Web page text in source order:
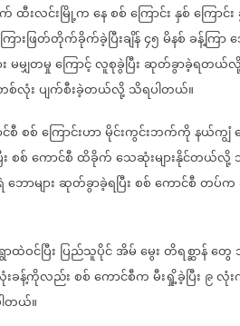
ထီးလင်းမြို့ကနေစစ်ကြောင်းနှစ်ကြောင်း
ကြားဖြတ်တိုက်ခိုက်ခဲ့ပြီးချိန်၄၅မိနစ်ခန့်ကြာ
မမျှတမှုကြောင့်လူစုခွဲပြီးဆုတ်ခွာခဲ့ရတယ်
စ်လုံးပျက်စီးခဲ့တယ်လို့သိရပါတယ်။
စီစစ်ကြောင်းဟာမိုင်းကွင်းဘက်ကိုနယ်ကျွံ
စစ်ကောင်စီထိခိုက်သေဆုံးများနိုင်တယ်လို့
ဘောများဆုတ်ခွာခဲ့ရပြီးစစ်ကောင်စီတပ်က
ာထဲဝင်ပြီး ပြည်သူပိုင်အိမ်မွေးတိရစ္ဆာန်တွေ
ခန့်ကိုလည်းစစ်ကောင်စီကမီးရှို့ခဲ့ပြီး ၉လုံ
တယ်။